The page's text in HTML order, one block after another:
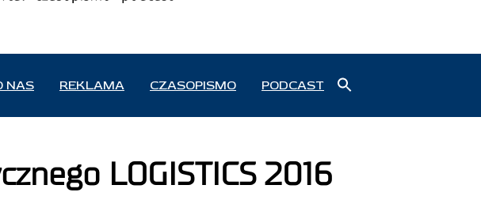
NAS REKLAMA CZASOPISMO PODCAST
LOGISTICS 2016